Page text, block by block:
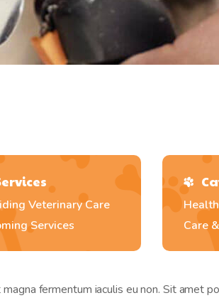
Veterinary Care
Services
Care
fermentum iaculis eu non. Sit amet